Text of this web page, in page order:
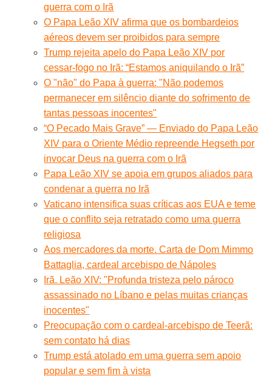
guerra com o Irã
O Papa Leão XIV afirma que os bombardeios
aéreos devem ser proibidos para sempre
Trump rejeita apelo do Papa Leão XIV por
cessar-fogo no Irã: “Estamos aniquilando o Irã”
O "não" do Papa à guerra: "Não podemos
permanecer em silêncio diante do sofrimento de
tantas pessoas inocentes"
“O Pecado Mais Grave” — Enviado do Papa Leão
XIV para o Oriente Médio repreende Hegseth por
invocar Deus na guerra com o Irã
Papa Leão XIV se apoia em grupos aliados para
condenar a guerra no Irã
Vaticano intensifica suas críticas aos EUA e teme
que o conflito seja retratado como uma guerra
religiosa
Aos mercadores da morte. Carta de Dom Mimmo
Battaglia, cardeal arcebispo de Nápoles
Irã. Leão XIV: "Profunda tristeza pelo pároco
assassinado no Líbano e pelas muitas crianças
inocentes"
Preocupação com o cardeal-arcebispo de Teerã:
sem contato há dias
Trump está atolado em uma guerra sem apoio
popular e sem fim à vista